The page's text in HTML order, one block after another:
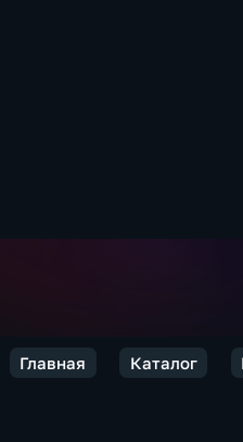
Главная Каталог